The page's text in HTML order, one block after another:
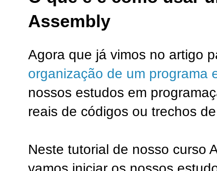
Assembly
Agora que já vimos no artigo
organização de um programa
nossos estudos em
reais de códigos ou trechos
Neste tutorial de nosso curso